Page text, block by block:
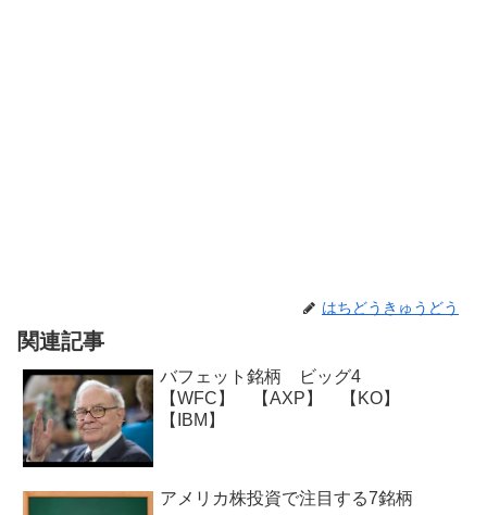
はちどうきゅうどう
関連記事
バフェット銘柄 ビッグ4
【WFC】 【AXP】 【KO】
【IBM】
アメリカ株投資で注目する7銘柄